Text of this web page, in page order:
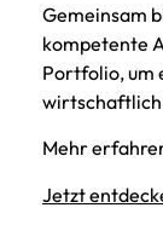
im-
und über
Gemeinsam
kompetente
Portfolio, um
wirtschaftlich
Mehr
Jetzt